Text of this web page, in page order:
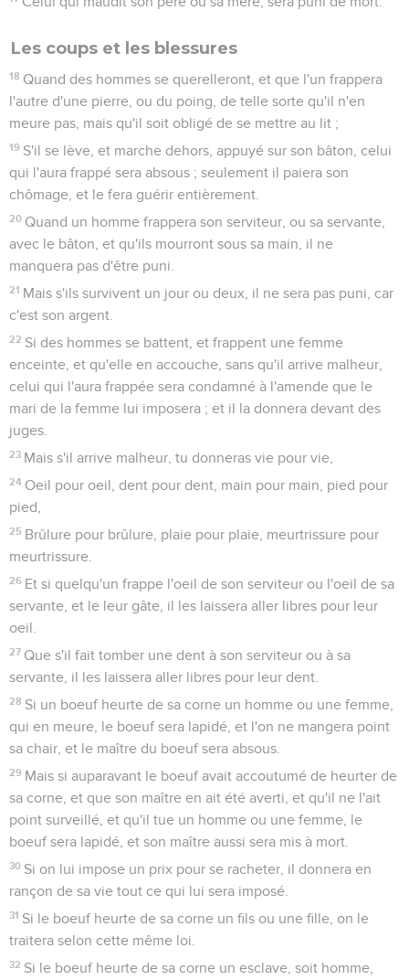
Les coups et les blessures
18 Quand des hommes se querelleront, et que l'un frappera
l'autre d'une pierre, ou du poing, de telle sorte qu'il n'en
meure pas, mais qu'il soit obligé de se mettre au lit ;
19 S'il se lève, et marche dehors, appuyé sur son bâton, celui
qui l'aura frappé sera absous ; seulement il paiera son
chômage, et le fera guérir entièrement.
20 Quand un homme frappera son serviteur, ou sa servante,
avec le bâton, et qu'ils mourront sous sa main, il ne
manquera pas d'être puni.
21 Mais s'ils survivent un jour ou deux, il ne sera pas puni, car
c'est son argent.
22 Si des hommes se battent, et frappent une femme
enceinte, et qu'elle en accouche, sans qu'il arrive malheur,
celui qui l'aura frappée sera condamné à l'amende que le
mari de la femme lui imposera ; et il la donnera devant des
juges.
23 Mais s'il arrive malheur, tu donneras vie pour vie,
24 Oeil pour oeil, dent pour dent, main pour main, pied pour
pied,
25 Brûlure pour brûlure, plaie pour plaie, meurtrissure pour
meurtrissure.
26 Et si quelqu'un frappe l'oeil de son serviteur ou l'oeil de sa
servante, et le leur gâte, il les laissera aller libres pour leur
oeil.
27 Que s'il fait tomber une dent à son serviteur ou à sa
servante, il les laissera aller libres pour leur dent.
28 Si un boeuf heurte de sa corne un homme ou une femme,
qui en meure, le boeuf sera lapidé, et l'on ne mangera point
sa chair, et le maître du boeuf sera absous.
29 Mais si auparavant le boeuf avait accoutumé de heurter de
sa corne, et que son maître en ait été averti, et qu'il ne l'ait
point surveillé, et qu'il tue un homme ou une femme, le
boeuf sera lapidé, et son maître aussi sera mis à mort.
30 Si on lui impose un prix pour se racheter, il donnera en
rançon de sa vie tout ce qui lui sera imposé.
31 Si le boeuf heurte de sa corne un fils ou une fille, on le
traitera selon cette même loi.
32 Si le boeuf heurte de sa corne un esclave, soit homme,